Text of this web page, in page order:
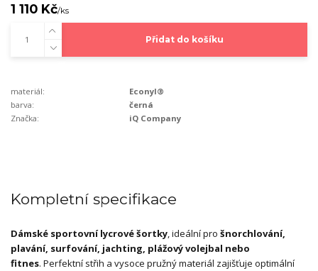
1 110 Kč/ks
Přidat do košíku
materiál:
Econyl®
barva:
černá
Značka:
iQ Company
Kompletní specifikace
Dámské sportovní lycrové šortky, ideální pro šnorchlování,
plavání, surfování, jachting, plážový volejbal nebo
fitnes. Perfektní střih a vysoce pružný materiál zajišťuje optimální